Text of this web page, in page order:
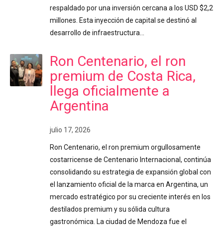
respaldado por una inversión cercana a los USD $2,2
millones. Esta inyección de capital se destinó al
desarrollo de infraestructura…
Ron Centenario, el ron
premium de Costa Rica,
llega oficialmente a
Argentina
julio 17, 2026
Ron Centenario, el ron premium orgullosamente
costarricense de Centenario Internacional, continúa
consolidando su estrategia de expansión global con
el lanzamiento oficial de la marca en Argentina, un
mercado estratégico por su creciente interés en los
destilados premium y su sólida cultura
gastronómica. La ciudad de Mendoza fue el